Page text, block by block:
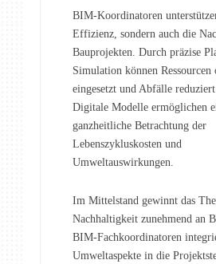
BIM-Koordinatoren
Effizienz, sondern auch die
Bauprojekten. Durch präzise
Simulation können Ressourcen
eingesetzt und Abfälle reduziert
Digitale Modelle ermöglichen
ganzheitliche Betrachtung der
Lebenszykluskosten und
Umweltauswirkungen.
Im Mittelstand gewinnt das
Nachhaltigkeit zunehmend an
BIM-Fachkoordinatoren
Umweltaspekte in die